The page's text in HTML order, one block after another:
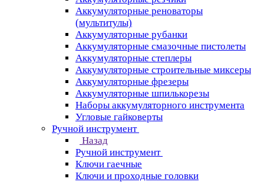
Аккумуляторные реноваторы
(мультитулы)
Аккумуляторные рубанки
Аккумуляторные смазочные пистолеты
Аккумуляторные степлеры
Аккумуляторные строительные миксеры
Аккумуляторные фрезеры
Аккумуляторные шпилькорезы
Наборы аккумуляторного инструмента
Угловые гайковерты
Ручной инструмент
Назад
Ручной инструмент
Ключи гаечные
Ключи и проходные головки